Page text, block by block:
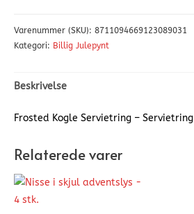
Varenummer (SKU): 8711094669123089031
Kategori: Billig Julepynt
Beskrivelse
Frosted Kogle Servietring – Servietring
Relaterede varer